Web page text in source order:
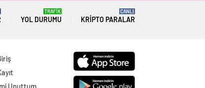
YOL DURUMU
TRAFİK
KRIPTO PARALAR
CANLI
Unuttum